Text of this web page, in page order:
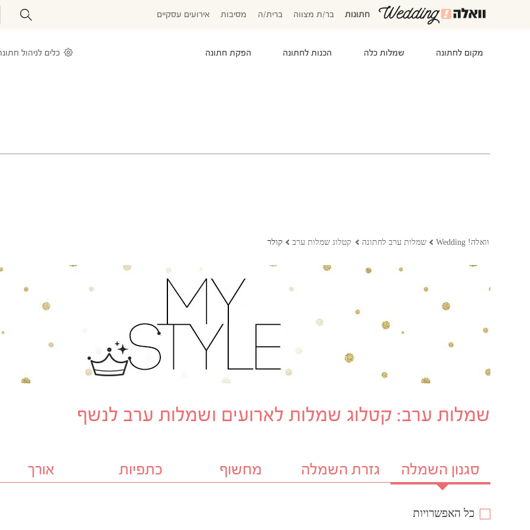
חתונות בר/ת מצווה ברית/ה מסיבות אירועים עסקיים
מקום לחתונה שמלות כלה הכנות לחתונה הפקת חתונה כלים לניהול
וואלה! Wedding שמלות ערב לחתונה קטלוג שמלות ערב קולר
שמלות ערב: קטלוג שמלות לארועים ושמלות ערב לנשף
סגנון השמלה
כל האפשרויות
גזרת השמלה מחשוף כתפיות אורך